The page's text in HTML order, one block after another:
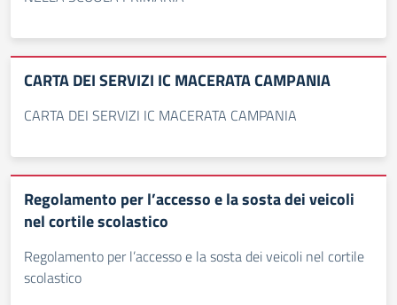
CARTA DEI SERVIZI IC MACERATA CAMPANIA
CARTA DEI SERVIZI IC MACERATA CAMPANIA
Regolamento per l’accesso e la sosta dei veicoli
nel cortile scolastico
Regolamento per l’accesso e la sosta dei veicoli nel cortile
scolastico